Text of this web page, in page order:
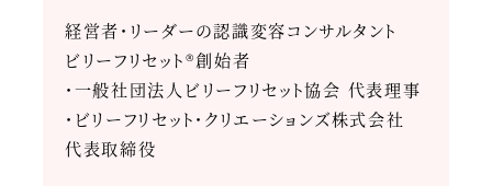
経営者・リーダーの認識変容コンサルタント
ビリーフリセット®創始者
・一般社団法人ビリーフリセット協会 代表理事
・ビリーフリセット・クリエーションズ株式会社
代表取締役